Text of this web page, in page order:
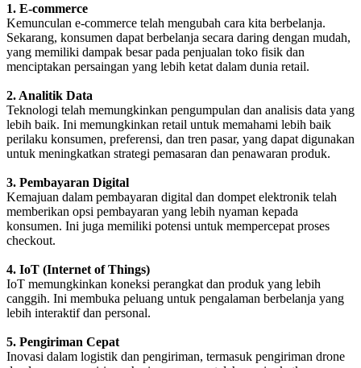
1. E-commerce
Kemunculan e-commerce telah mengubah cara kita berbelanja.
Sekarang, konsumen dapat berbelanja secara daring dengan mudah,
yang memiliki dampak besar pada penjualan toko fisik dan
menciptakan persaingan yang lebih ketat dalam dunia retail.
2. Analitik Data
Teknologi telah memungkinkan pengumpulan dan analisis data yang
lebih baik. Ini memungkinkan retail untuk memahami lebih baik
perilaku konsumen, preferensi, dan tren pasar, yang dapat digunakan
untuk meningkatkan strategi pemasaran dan penawaran produk.
3. Pembayaran Digital
Kemajuan dalam pembayaran digital dan dompet elektronik telah
memberikan opsi pembayaran yang lebih nyaman kepada
konsumen. Ini juga memiliki potensi untuk mempercepat proses
checkout.
4. IoT (Internet of Things)
IoT memungkinkan koneksi perangkat dan produk yang lebih
canggih. Ini membuka peluang untuk pengalaman berbelanja yang
lebih interaktif dan personal.
5. Pengiriman Cepat
Inovasi dalam logistik dan pengiriman, termasuk pengiriman drone